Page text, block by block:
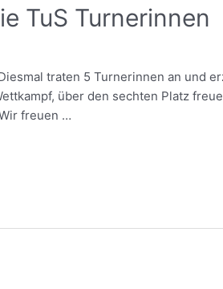
TuS Turnerinnen
traten 5 Turnerinnen an und
über den sechten Platz
freuen …